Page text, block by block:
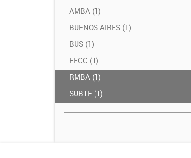
AMBA (1)
BUENOS AIRES (1)
BUS (1)
FFCC (1)
RMBA (1)
SUBTE (1)